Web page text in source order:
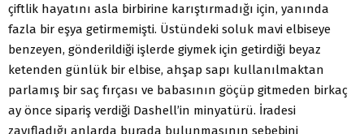
çiftlik hayatını asla birbirine karıştırmadığı için, yanında
fazla bir eşya getirmemişti. Üstündeki so­luk mavi elbiseye
benzeyen, gönderildiği işlerde giy­mek için getirdiği beyaz
ketenden günlük bir elbise, ahşap sapı kullanılmaktan
parlamış bir saç fırçası ve ba­basının göçüp gitmeden birkaç
ay önce sipariş verdiği Dashell’in minyatürü. İradesi
zayıfladığı anlarda bura­da bulunmasının sebebini